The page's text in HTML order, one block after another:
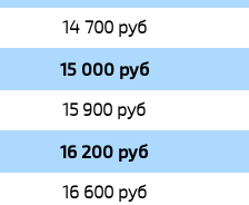
14 700 руб
15 000 руб
15 900 руб
16 200 руб
16 600 руб